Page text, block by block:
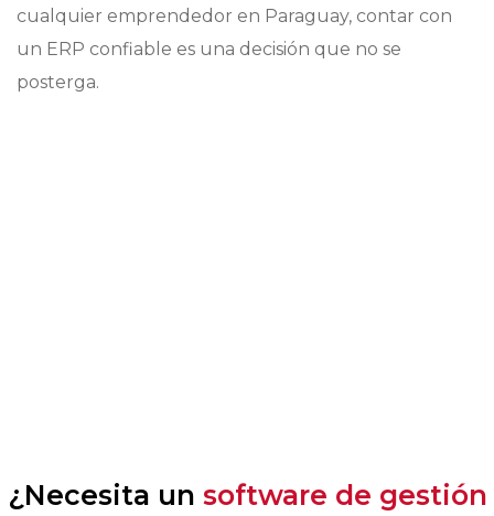
cualquier emprendedor en Paraguay, contar con
un ERP confiable es una decisión que no se
posterga.
¿Necesita un software de gestión